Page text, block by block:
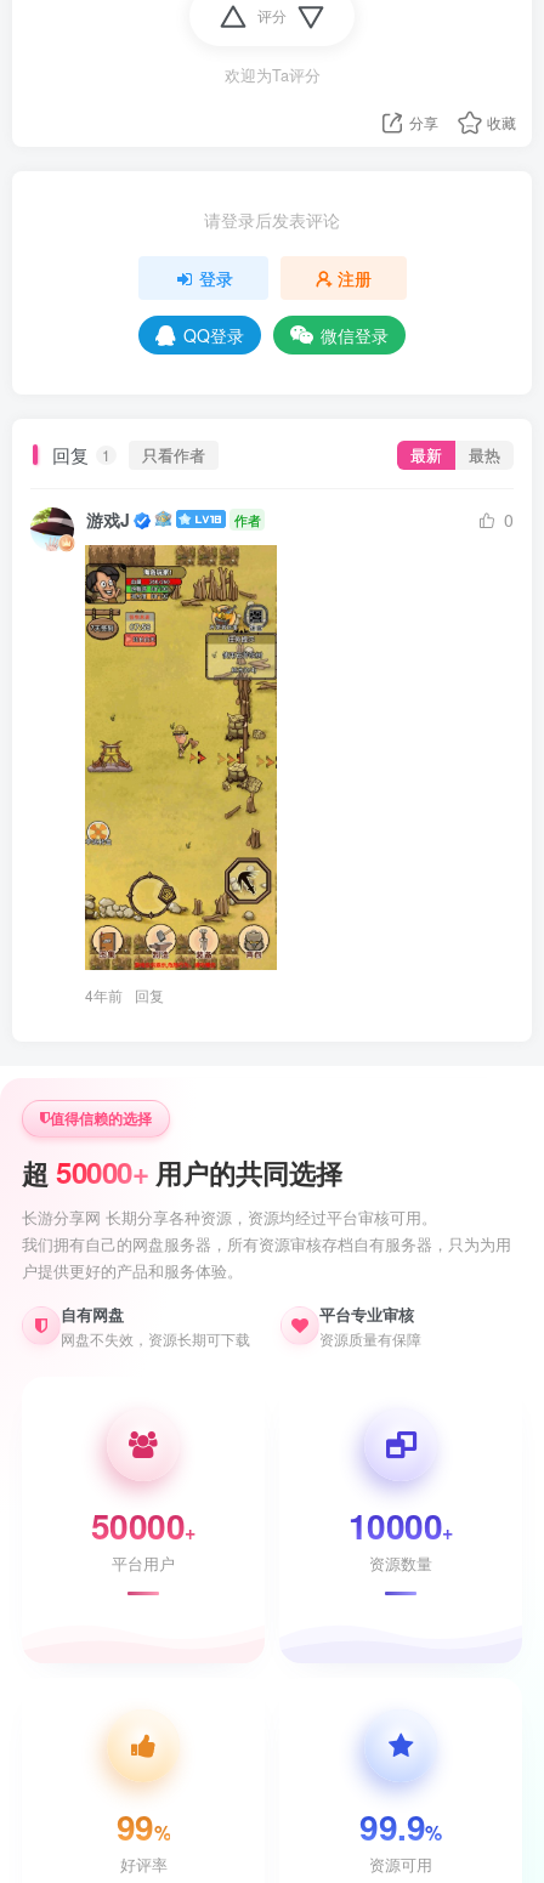
评分
欢迎为Ta评分
分享 收藏
请登录后发表评论
登录 注册
QQ登录 微信登录
回复 1 只看作者 最新 最热
游戏J 作者 0
4年前 回复
值得信赖的选择
超 50000+ 用户的共同选择
长游分享网 长期分享各种资源，资源均经过平台审核可用。
我们拥有自己的网盘服务器，所有资源审核存档自有服务器，只为为用
户提供更好的产品和服务体验。
自有网盘
网盘不失效，资源长期可下载
平台专业审核
资源质量有保障
50000+
平台用户
10000+
资源数量
99%
好评率
99.9%
资源可用